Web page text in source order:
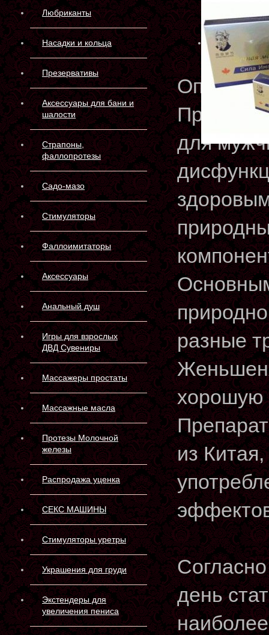
Любриканты
Насадки и кольца
Презервативы
Аксессуары для бани и
шалости
Страпоны,
фаллопротезы
Садо-мазо
Стимуляторы
Фаллоимитаторы
Аксессуары
Анальный душ
Игры для взрослых
ДВД Сувениры
Массажеры простаты
Массажные масла
Протезы Молочной
железы
Распродажа уценка
СЕКС МАШИНЫ
Стимуляторы уретры
Украшения для груди
Экстендеры для
увеличения пениса
для
разные
хорошую
из
день